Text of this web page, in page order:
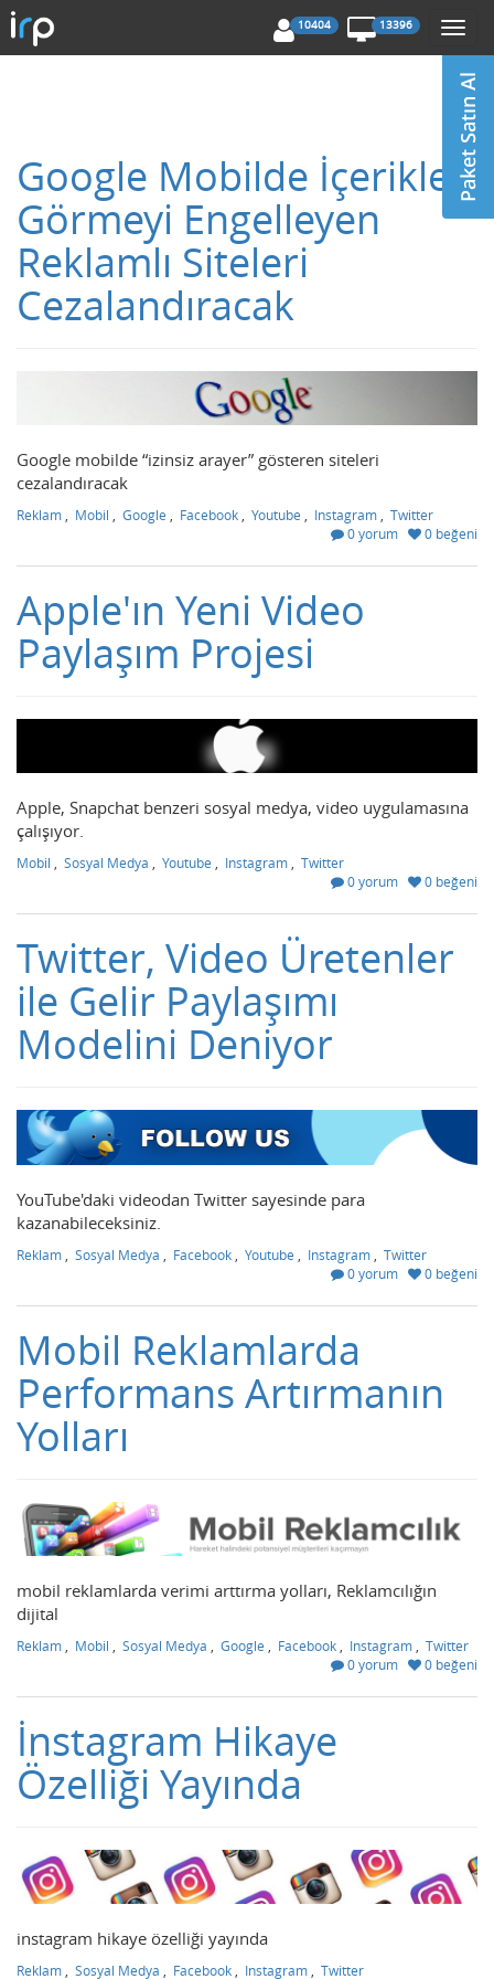
10404 13396
Google Mobilde İçerikleri
Görmeyi Engelleyen
Reklamlı Siteleri
Cezalandıracak
Google mobilde “izinsiz arayer” gösteren siteleri
cezalandıracak
Reklam Mobil Google Facebook Youtube Instagram
Twitter
0 yorum
0 beğeni
Apple'ın Yeni Video
Paylaşım Projesi
Apple, Snapchat benzeri sosyal medya, video uygulamasına
çalışıyor.
Mobil , Sosyal Medya , Youtube , Instagram , Twitter
0 yorum
0 beğeni
Twitter, Video Üretenler
ile Gelir Paylaşımı
Modelini Deniyor
YouTube'daki videodan Twitter sayesinde para
kazanabileceksiniz.
Reklam Sosyal Medya Facebook Youtube Instagram
Twitter
0 yorum
0 beğeni
Mobil Reklamlarda
Performans Artırmanın
Yolları
mobil reklamlarda verimi arttırma yolları, Reklamcılığın
dijital
Reklam Mobil Sosyal Medya Google Facebook Instagram
Twitter
0 yorum
0 beğeni
İnstagram Hikaye
Özelliği Yayında
instagram hikaye özelliği yayında
Reklam Sosyal Medya Facebook Instagram Twitter